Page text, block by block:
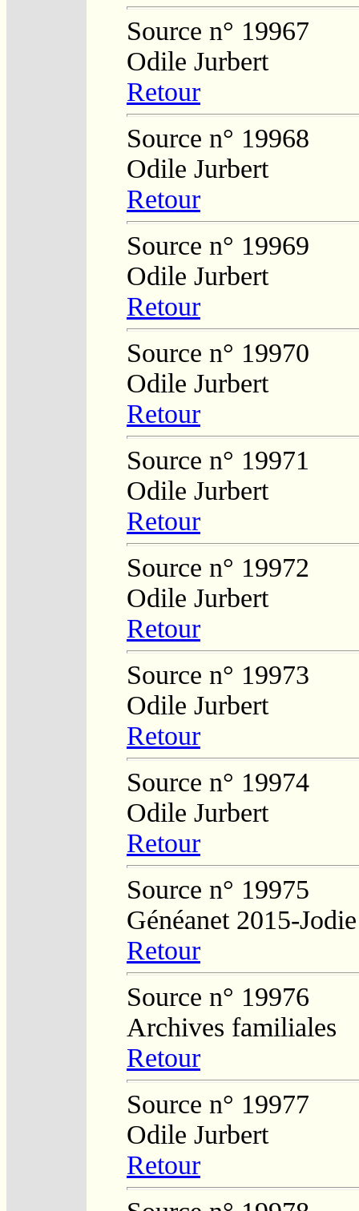
Source n° 19967
Odile Jurbert
Retour
Source n° 19968
Odile Jurbert
Retour
Source n° 19969
Odile Jurbert
Retour
Source n° 19970
Odile Jurbert
Retour
Source n° 19971
Odile Jurbert
Retour
Source n° 19972
Odile Jurbert
Retour
Source n° 19973
Odile Jurbert
Retour
Source n° 19974
Odile Jurbert
Retour
Source n° 19975
Généanet 2015-
Retour
Source n° 19976
Archives familiales
Retour
Source n° 19977
Odile Jurbert
Retour